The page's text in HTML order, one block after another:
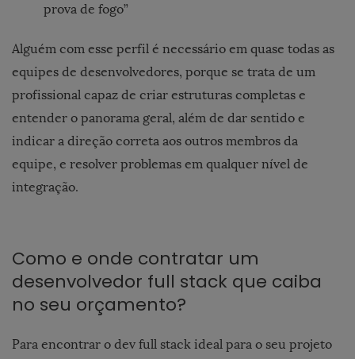
prova de fogo”
Alguém com esse perfil é necessário em quase todas as
equipes de desenvolvedores, porque se trata de um
profissional capaz de criar estruturas completas e
entender o panorama geral, além de dar sentido e
indicar a direção correta aos outros membros da
equipe, e resolver problemas em qualquer nível de
integração.
Como e onde contratar um
desenvolvedor full stack que caiba
no seu orçamento?
Para encontrar o dev full stack ideal para o seu projeto